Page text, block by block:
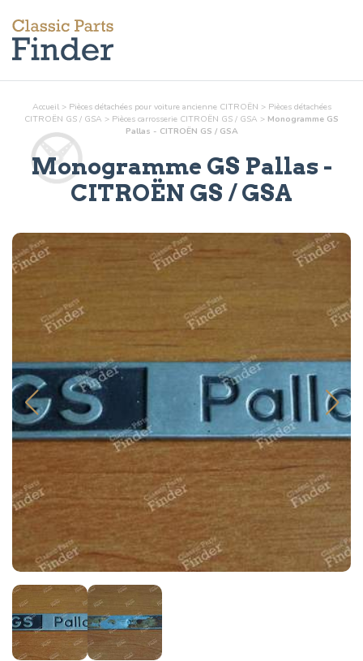
Accueil > Pièces détachées pour voiture ancienne CITROËN > Pièces détachées
CITROËN GS / GSA > Pièces carrosserie CITROËN GS / GSA > Monogramme GS
Pallas - CITROËN GS / GSA
Monogramme GS Pallas -
CITROËN GS / GSA